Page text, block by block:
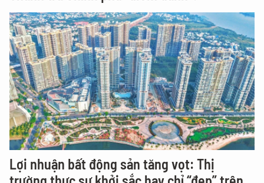
Lợi nhuận bất động sản tăng vọt: Thị